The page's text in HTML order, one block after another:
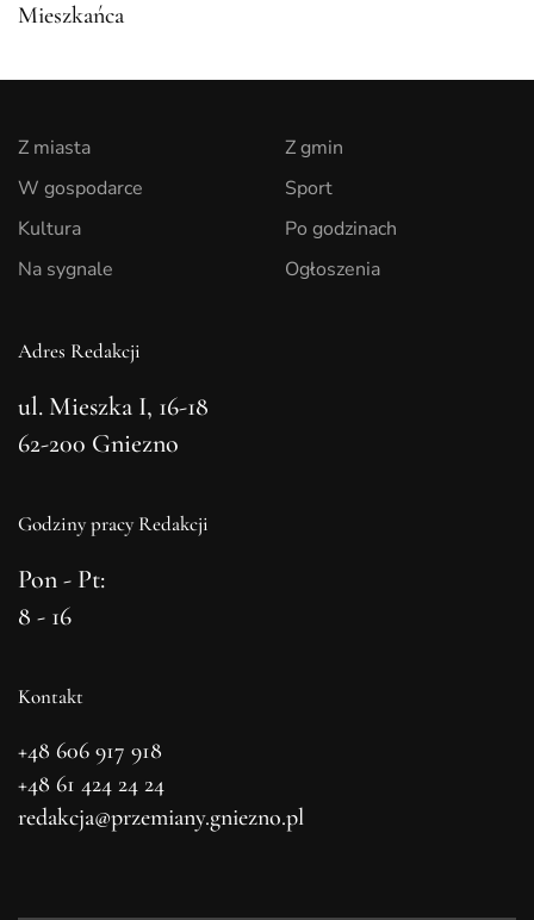
Mieszkańca
Z miasta
W gospodarce
Kultura
Na sygnale
Z gmin
Sport
Po godzinach
Ogłoszenia
Adres Redakcji
ul. Mieszka I, 16-18
62-200 Gniezno
Godziny pracy Redakcji
Pon - Pt:
8 - 16
Kontakt
+48 606 917 918
+48 61 424 24 24
redakcja@przemiany.gniezno.pl